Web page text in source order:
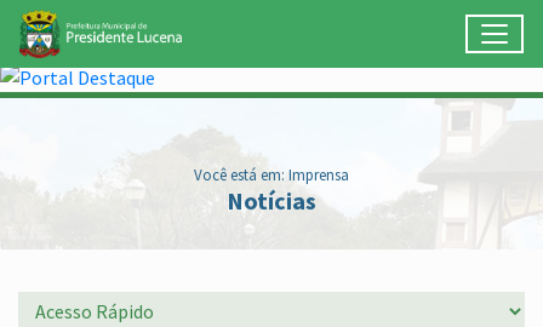
Ir para conteúdo principal
Você está em: Imprensa
Notícias